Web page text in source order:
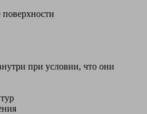
при условии, что они